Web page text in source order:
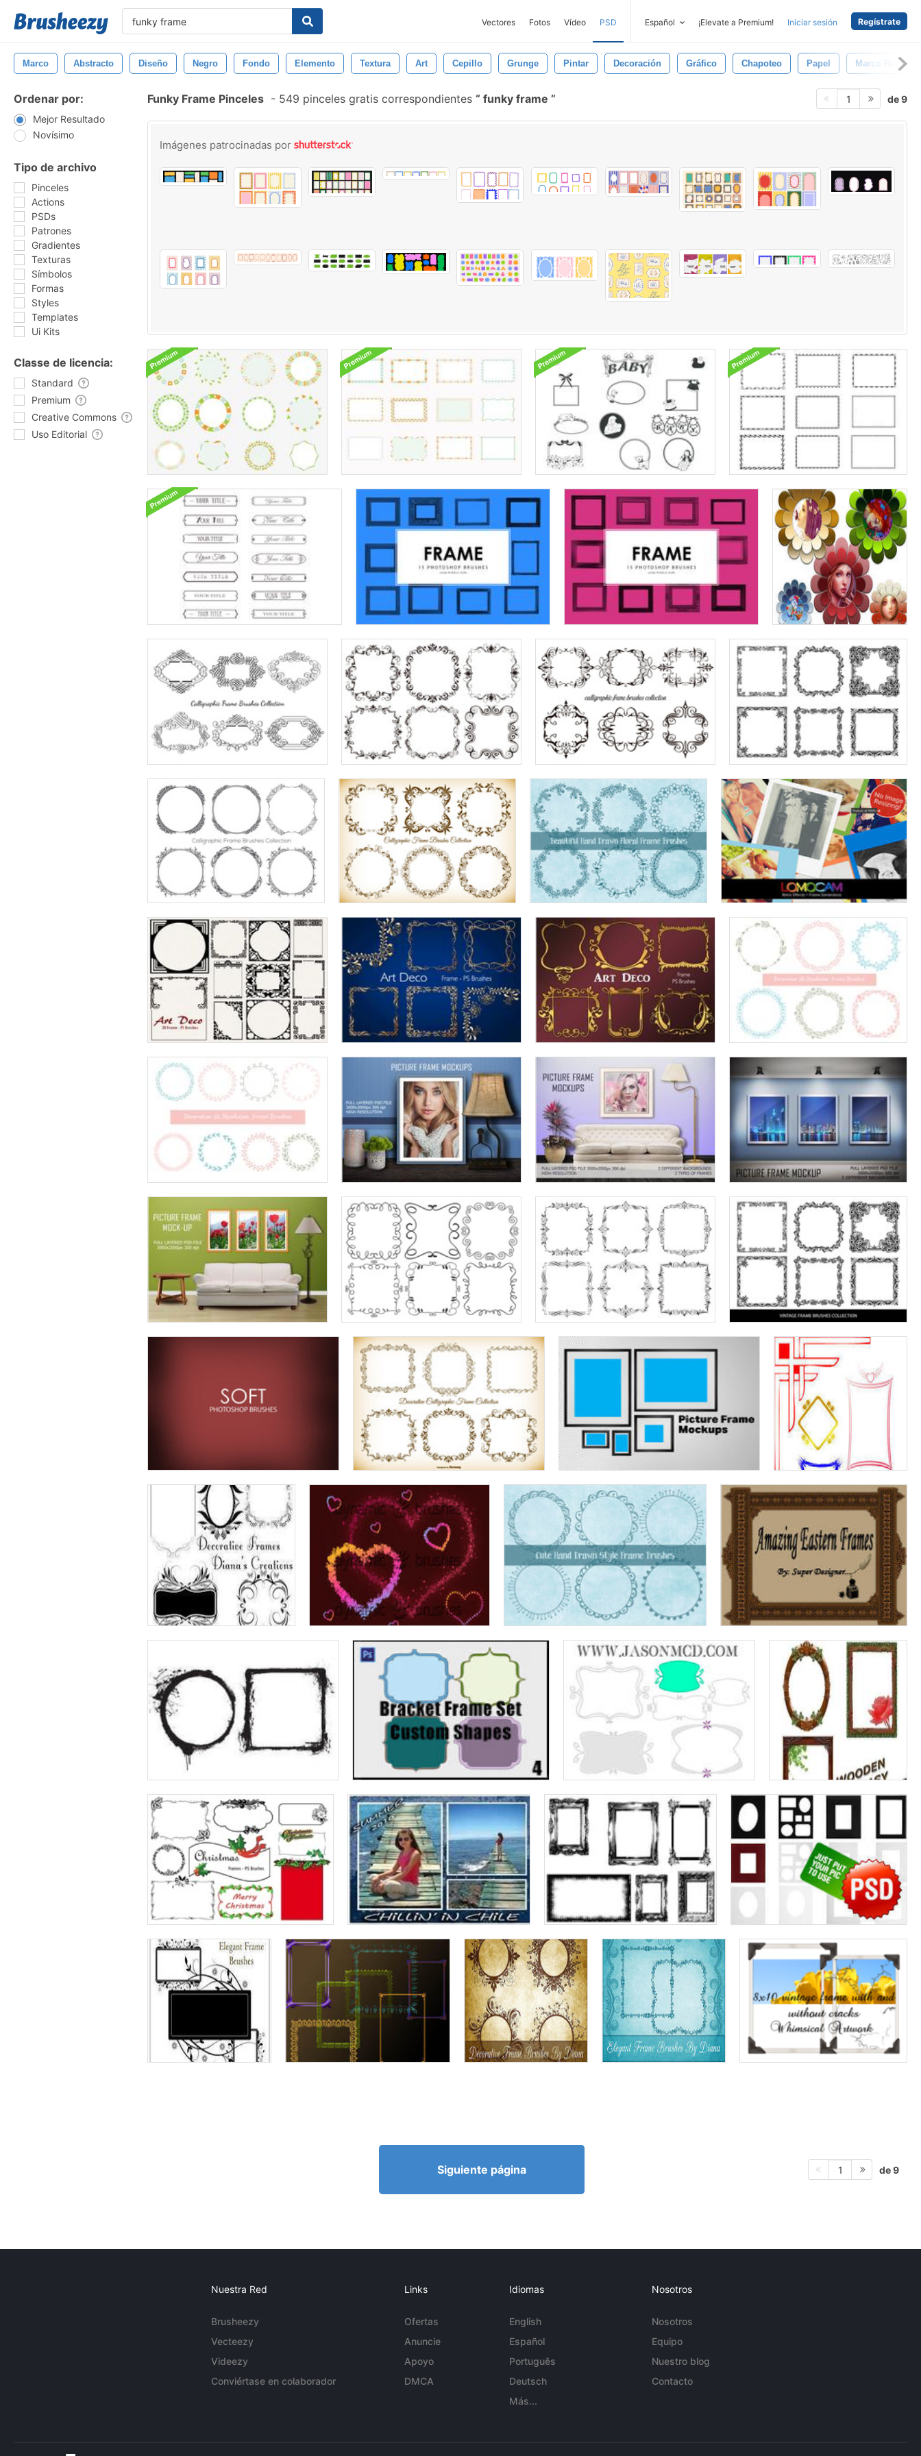
Vectores Fotos Vídeo PSD Español ¡Elevate a Premium! Iniciar sesión Regístrate
Marco Abstracto Diseño Negro Fondo Elemento Textura Art Cepillo Grunge Pintar Decoración Gráfico Chapoteo Papel Marco Retro
Ordenar por:
Mejor Resultado
Novísimo
Tipo de archivo
Pinceles
Actions
PSDs
Patrones
Gradientes
Texturas
Símbolos
Formas
Styles
Templates
Ui Kits
Classe de licencia:
Standard
Premium
Creative Commons
Uso Editorial
Funky Frame Pinceles - 549 pinceles gratis correspondientes funky frame 1 de 9
Imágenes patrocinadas por
Siguiente página 1 de 9
Nuestra Red
Brusheezy
Vecteezy
Videezy
Conviértase en colaborador
Links
Ofertas
Anuncie
Apoyo
DMCA
Idiomas
English
Español
Português
Deutsch
Más...
Nosotros
Nosotros
Equipo
Nuestro blog
Contacto